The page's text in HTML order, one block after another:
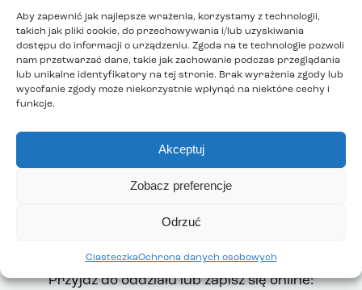
Aby zapewnić jak najlepsze wrażenia, korzystamy z technologii,
takich jak pliki cookie, do przechowywania i/lub uzyskiwania
dostępu do informacji o urządzeniu. Zgoda na te technologie pozwoli
nam przetwarzać dane, takie jak zachowanie podczas przeglądania
lub unikalne identyfikatory na tej stronie. Brak wyrażenia zgody lub
wycofanie zgody może niekorzystnie wpłynąć na niektóre cechy i
funkcje.
Akceptuj
Odrzuć
Zobacz preferencje
CiasteczkaOchrona danych osobowych
Naszym partnerem jest firmaECOLAB– globalny
lider technologii i usług związanych z wodą,
higieną i energią, działających na rzecz
bezpieczeństwa ludzi i najważniejszych zasobów.
Dodatkowo otrzymasz równieżCertyfikaty:
Pierwsza pomoc przedmedyczna
Dezynfekcja w reprocesowaniu narzędzi
Przyjdź do oddziału lub zapisz się online: